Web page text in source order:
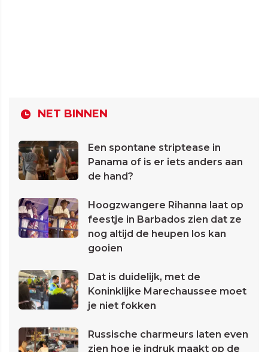
NET BINNEN
Een spontane striptease in
Panama of is er iets anders aan
de hand?
Hoogzwangere Rihanna laat op
feestje in Barbados zien dat ze
nog altijd de heupen los kan
gooien
Dat is duidelijk, met de
Koninklijke Marechaussee moet
je niet fokken
Russische charmeurs laten even
zien hoe je indruk maakt op de